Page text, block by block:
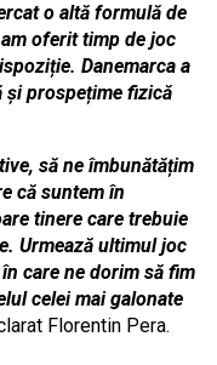
o altă formulă de
oferit timp de joc
Danemarca a
și prospețime fizică
să ne îmbunătățim
că suntem în
tinere care trebuie
Urmează ultimul joc
care ne dorim să fim
celei mai galonate
Florentin Pera.